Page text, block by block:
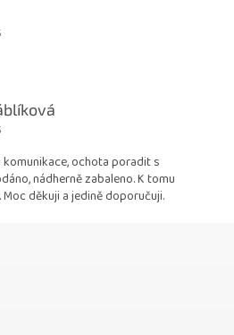
je 5 z 5 hvězdiček.
je 5 z 5 hvězdiček.
ochota poradit s
nádherně zabaleno. K tomu
děkuji a jedině doporučuji.